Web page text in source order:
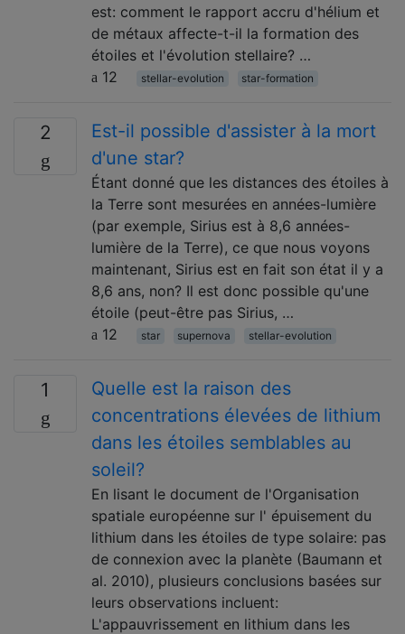
est: comment le rapport accru d'hélium et
de métaux affecte-t-il la formation des
étoiles et l'évolution stellaire? …
12
stellar-evolution star-formation
2
Est-il possible d'assister à la mort
d'une star?
Étant donné que les distances des étoiles à
la Terre sont mesurées en années-lumière
(par exemple, Sirius est à 8,6 années-
lumière de la Terre), ce que nous voyons
maintenant, Sirius est en fait son état il y a
8,6 ans, non? Il est donc possible qu'une
étoile (peut-être pas Sirius, …
12
star supernova stellar-evolution
1
Quelle est la raison des
concentrations élevées de lithium
dans les étoiles semblables au
soleil?
En lisant le document de l'Organisation
spatiale européenne sur l' épuisement du
lithium dans les étoiles de type solaire: pas
de connexion avec la planète (Baumann et
al. 2010), plusieurs conclusions basées sur
leurs observations incluent:
L'appauvrissement en lithium dans les